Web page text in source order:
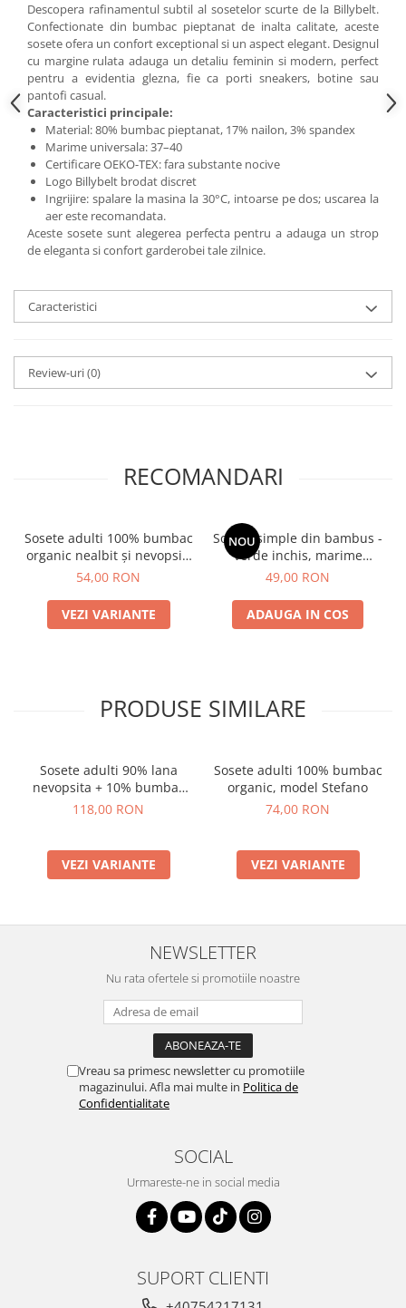
Descopera rafinamentul subtil al sosetelor scurte de la Billybelt.
Confectionate din bumbac pieptanat de inalta calitate, aceste
sosete ofera un confort exceptional si un aspect elegant. Designul
cu margine rulata adauga un detaliu feminin si modern, perfect
pentru a evidentia glezna, fie ca porti sneakers, botine sau
pantofi casual.
Caracteristici principale:
Material: 80% bumbac pieptanat, 17% nailon, 3% spandex
Marime universala: 37–40
Certificare OEKO-TEX: fara substante nocive
Logo Billybelt brodat discret
Ingrijire: spalare la masina la 30°C, intoarse pe dos; uscarea la
aer este recomandata.
Aceste sosete sunt alegerea perfecta pentru a adauga un strop
de eleganta si confort garderobei tale zilnice.
Caracteristici
Review-uri(0)
RECOMANDARI
Sosete adulti 100% bumbac
organic nealbit și nevopsit,
ecru, model Laura
54,00 RON
VEZI VARIANTE
NOU
Sosete simple din bambus -
verde inchis, marime
universala
49,00 RON
ADAUGA IN COS
PRODUSE SIMILARE
Sosete adulti 90% lana
nevopsita + 10% bumbac
organic, model Chiara
118,00 RON
VEZI VARIANTE
Sosete adulti 100% bumbac
organic, model Stefano
74,00 RON
VEZI VARIANTE
NEWSLETTER
Nu rata ofertele si promotiile noastre
Vreau sa primesc newsletter cu promotiile
magazinului. Afla mai multe in Politica de
Confidentialitate
SOCIAL
Urmareste-ne in social media
SUPORT CLIENTI